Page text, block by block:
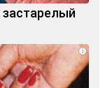
i